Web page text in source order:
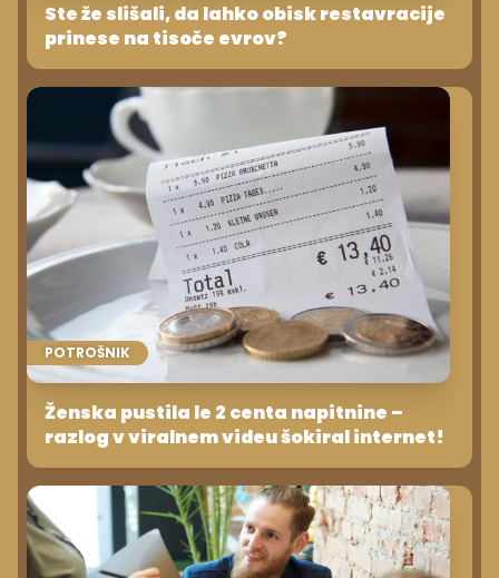
Ste že slišali, da lahko obisk restavracije
prinese na tisoče evrov?
POTROŠNIK
Ženska pustila le 2 centa napitnine –
razlog v viralnem videu šokiral internet!